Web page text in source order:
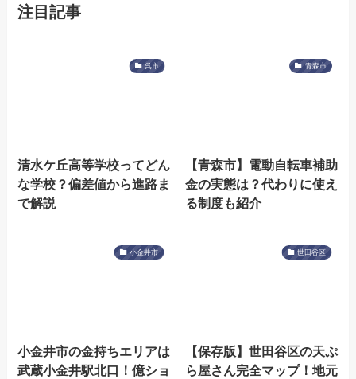
注目記事
呉市
清水ケ丘高等学校ってどん
な学校？偏差値から進路ま
で解説
青森市
【青森市】電動自転車補助
金の実態は？代わりに使え
る制度も紹介
小金井市
小金井市の金持ちエリアは
武蔵小金井駅北口！億ショ
世田谷区
【保存版】世田谷区の天ぷ
ら屋さん完全マップ！地元